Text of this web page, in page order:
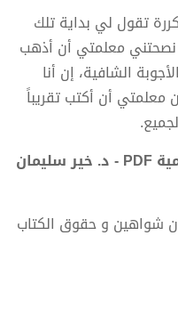
تقول لي بداية تلك
نصحتني معلمتي أن أذهب
الشافية، إن أنا
معلمتي أن أكتب تقريباً
تحميل كتاب حكايات.. وأحلام علمية PDF - د. خير سليمان
شواهين و حقوق الكتاب